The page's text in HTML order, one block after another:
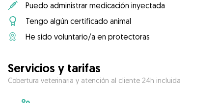
Puedo administrar medicación inyectada
Tengo algún certificado animal
He sido voluntario/a en protectoras
Servicios y tarifas
Cobertura veterinaria y atención al cliente 24h incluida